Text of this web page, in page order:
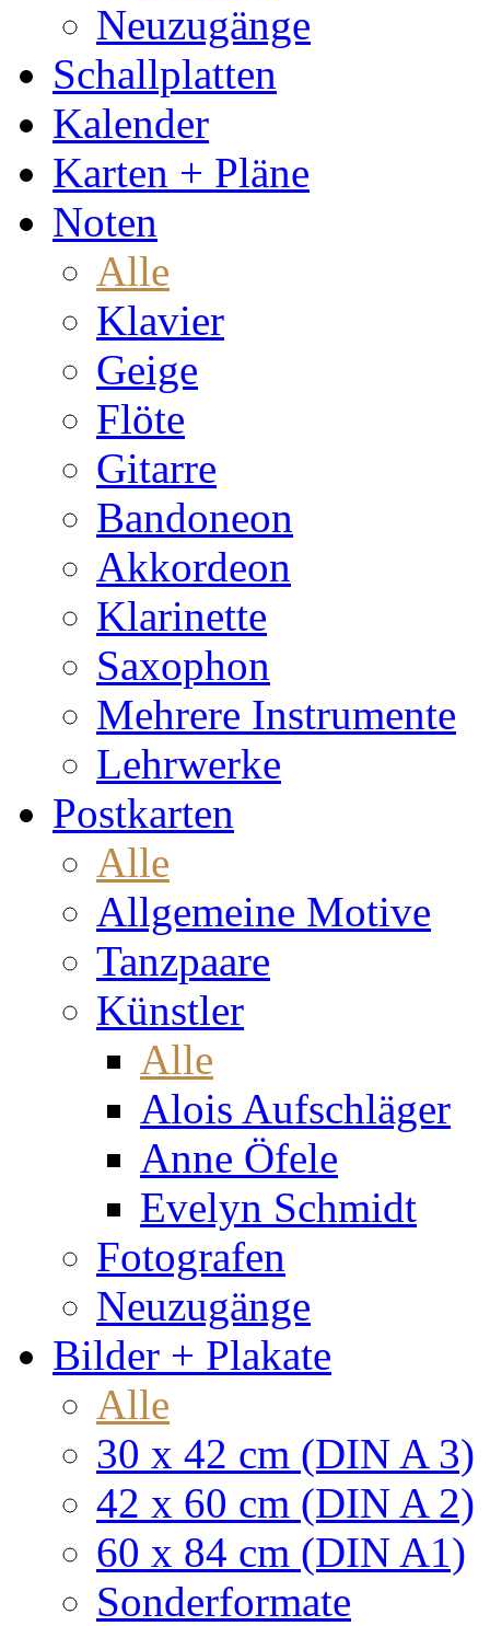
Neuzugänge
Schallplatten
Kalender
Karten + Pläne
Noten
Alle
Klavier
Geige
Flöte
Gitarre
Bandoneon
Akkordeon
Klarinette
Saxophon
Mehrere Instrumente
Lehrwerke
Postkarten
Alle
Allgemeine Motive
Tanzpaare
Künstler
Alle
Alois Aufschläger
Anne Öfele
Evelyn Schmidt
Fotografen
Neuzugänge
Bilder + Plakate
Alle
30 x 42 cm (DIN A 3)
42 x 60 cm (DIN A 2)
60 x 84 cm (DIN A1)
Sonderformate